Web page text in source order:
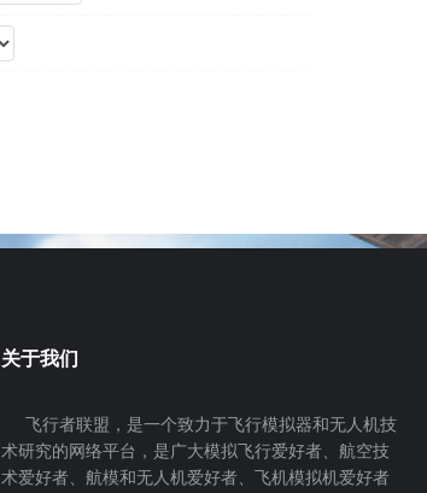
关于我们
飞行者联盟，是一个致力于飞行模拟器和无人机技
术研究的网络平台，是广大模拟飞行爱好者、航空技
术爱好者、航模和无人机爱好者、飞机模拟机爱好者